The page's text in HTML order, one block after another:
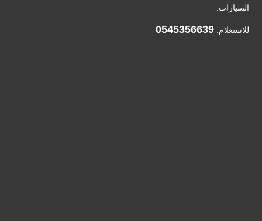
السيارات.
للاستعلام: 0545356639